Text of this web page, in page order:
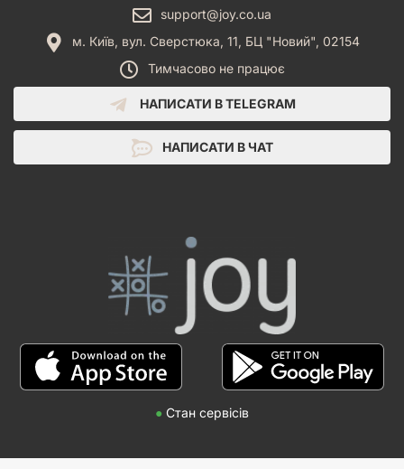
support@joy.co.ua
м. Київ, вул. Сверстюка, 11, БЦ "Новий", 02154
Тимчасово не працює
НАПИСАТИ В TELEGRAM
НАПИСАТИ В ЧАТ
● Стан сервісів